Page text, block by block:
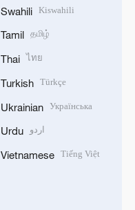
Swahili Kiswahili
Tamil தமிழ்
Thai ไทย
Turkish Türkçe
Ukrainian Українська
Urdu اردو
Vietnamese Tiếng Việt